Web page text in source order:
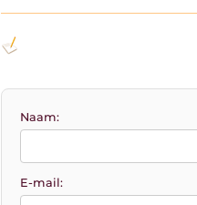
Naam:
E-mail: